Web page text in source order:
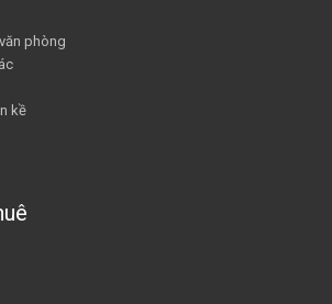
phòng
kề